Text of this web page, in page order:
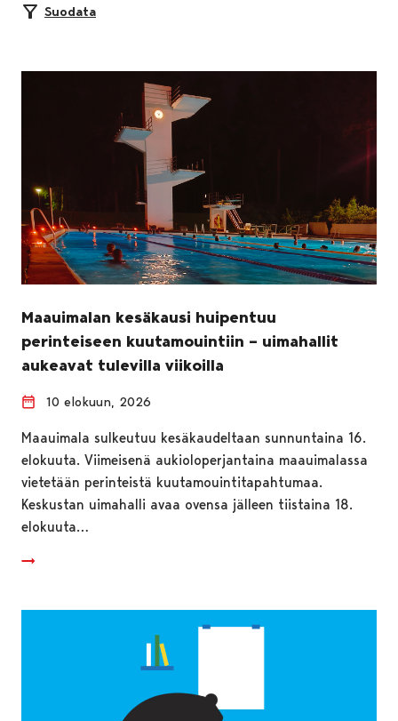
Suodata
Maauimalan kesäkausi huipentuu
perinteiseen kuutamouintiin – uimahallit
aukeavat tulevilla viikoilla
10 elokuun, 2026
Maauimala sulkeutuu kesäkaudeltaan sunnuntaina 16.
elokuuta. Viimeisenä aukioloperjantaina maauimalassa
vietetään perinteistä kuutamouintitapahtumaa.
Keskustan uimahalli avaa ovensa jälleen tiistaina 18.
elokuuta…